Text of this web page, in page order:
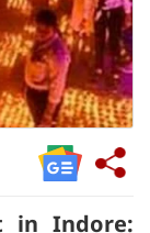
in Indore: